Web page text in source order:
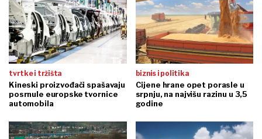
tvrtke i tržišta
Kineski proizvođači spašavaju
posrnule europske tvornice
automobila
biznis i politika
Cijene hrane opet porasle u
srpnju, na najvišu razinu u 3,5
godine